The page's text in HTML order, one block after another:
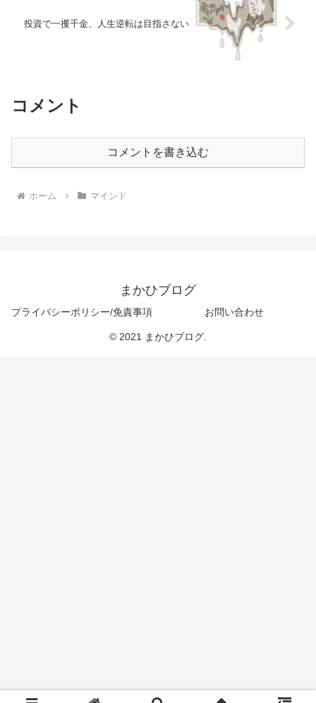
投資で一攫千金、人生逆転は目指さない
コメント
コメントを書き込む
ホーム マインド
まかひブログ
プライバシーポリシー/免責事項 お問い合わせ
© 2021 まかひブログ.